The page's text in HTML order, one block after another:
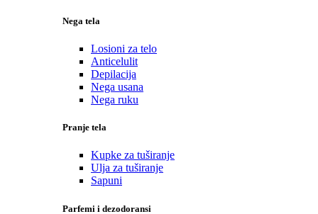
Nega tela
Losioni za telo
Anticelulit
Depilacija
Nega usana
Nega ruku
Pranje tela
Kupke za tuširanje
Ulja za tuširanje
Sapuni
Parfemi i dezodoransi